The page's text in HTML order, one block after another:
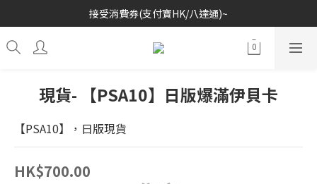
歡迎各位玩具收藏家~
接受消費券(支付寶HK/八達通)~
歡迎各位玩具收藏家~
現貨- 【PSA10】日版爆滿伊貝卡
【PSA10】，日版現貨
HK$700.00